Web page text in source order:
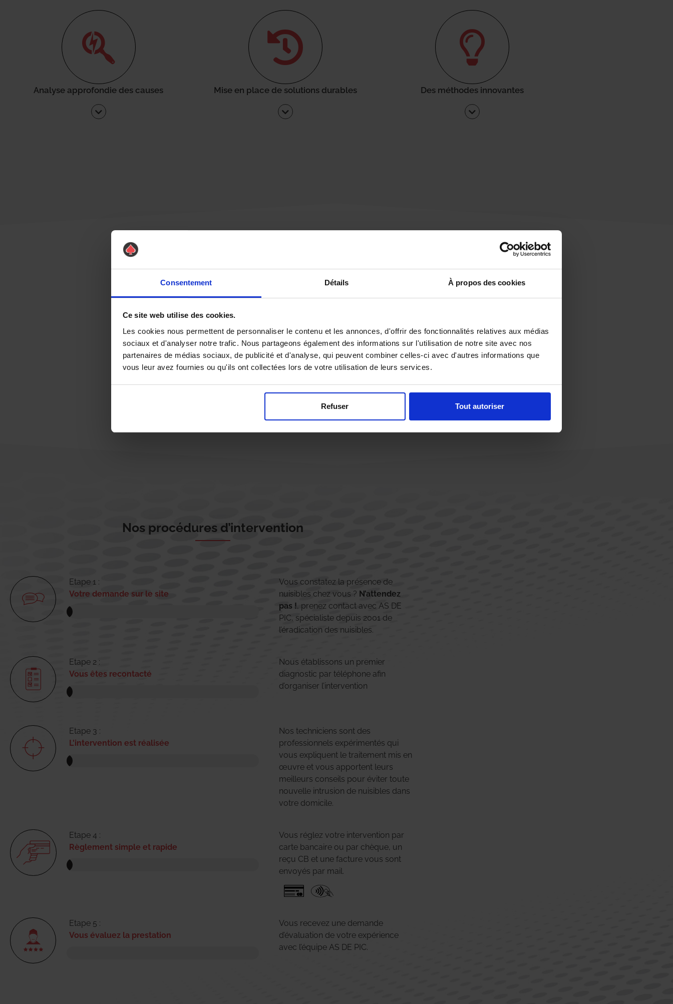
Consentement Détails À propos des cookies
Ce site web utilise des cookies.
Les cookies nous permettent de personnaliser le contenu et les annonces, d'offrir des fonctionnalités relatives aux médias
sociaux et d'analyser notre trafic. Nous partageons également des informations sur l'utilisation de notre site avec nos
partenaires de médias sociaux, de publicité et d'analyse, qui peuvent combiner celles-ci avec d'autres informations que
vous leur avez fournies ou qu'ils ont collectées lors de votre utilisation de leurs services.
Refuser Tout autoriser
Analyse approfondie des causes Mise en place de solutions durables Des méthodes innovantes
Une urgence ?
Vous souhaitez être
Nos procédures d’intervention
Etape 1 :
Votre demande sur le site
Vous constatez la présence de
nuisibles chez vous ? N’attendez
pas !, prenez contact avec AS DE
PIC, spécialiste depuis 2001 de
l’éradication des nuisibles.
Etape 2 :
Vous êtes recontacté
Nous établissons un premier
diagnostic par téléphone afin
d’organiser l’intervention
Etape 3 :
L'intervention est réalisée
Nos techniciens sont des
professionnels expérimentés qui
vous expliquent le traitement mis en
œuvre et vous apportent leurs
meilleurs conseils pour éviter toute
nouvelle intrusion de nuisibles dans
votre domicile.
Etape 4 :
Règlement simple et rapide
Vous réglez votre intervention par
carte bancaire ou par chèque, un
reçu CB et une facture vous sont
envoyés par mail.
Etape 5 :
Vous évaluez la prestation
Vous recevez une demande
d’évaluation de votre expérience
avec l’équipe AS DE PIC.